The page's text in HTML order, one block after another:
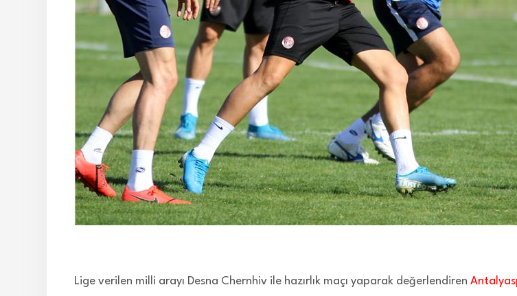
Lige verilen milli arayı Desna Chernhiv ile hazırlık maçı yaparak değerlendiren